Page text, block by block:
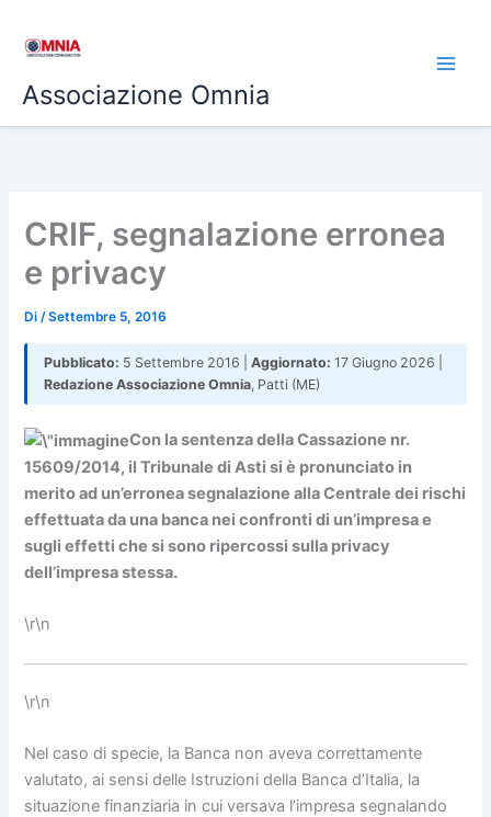
Associazione Omnia
CRIF, segnalazione erronea
e privacy
Di/Settembre 5, 2016
Pubblicato: 5 Settembre 2016 |Aggiornato: 17 Giugno 2026 |
Redazione Associazione Omnia, Patti (ME)
Con la sentenza della Cassazione nr.
15609/2014, il Tribunale di Asti si è pronunciato in
merito ad un’erronea segnalazione alla Centrale dei rischi
effettuata da una banca nei confronti di un’impresa e
sugli effetti che si sono ripercossi sulla privacy
dell’impresa stessa.
\r\n
\r\n
Nel caso di specie, la Banca non aveva correttamente
valutato, ai sensi delle Istruzioni della Banca d’Italia, la
situazione finanziaria in cui versava l’impresa segnalando